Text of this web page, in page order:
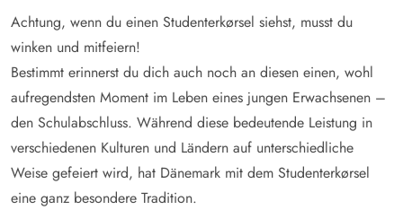
Achtung, wenn du einen Studenterkørsel siehst, musst du
winken und mitfeiern!
Bestimmt erinnerst du dich auch noch an diesen einen, wohl
aufregendsten Moment im Leben eines jungen Erwachsenen –
den Schulabschluss. Während diese bedeutende Leistung in
verschiedenen Kulturen und Ländern auf unterschiedliche
Weise gefeiert wird, hat Dänemark mit dem Studenterkørsel
eine ganz besondere Tradition.